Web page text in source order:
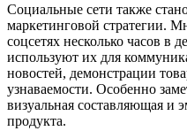
Социальные сети также
маркетинговой стратегии.
соцсетях несколько часов в
используют их для
новостей, демонстрации
узнаваемости. Особенно
визуальная составляющая и
продукта.